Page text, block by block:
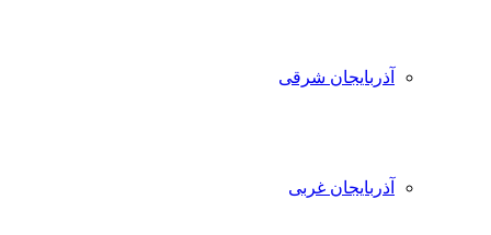
آذربایجان شرقی
آذربایجان غربی